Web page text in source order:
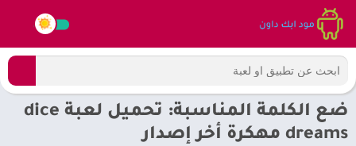
ضع الكلمة المناسبة: تحميل لعبة dice
dreams مهكرة أخر إصدار